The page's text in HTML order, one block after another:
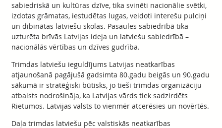
sabiedriskā un kultūras dzīve, tika svinēti nacionālie svētki,
izdotas grāmatas, iestudētas lugas, veidoti interešu pulciņi
un dibinātas latviešu skolas. Pasaules sabiedrībā tika
uzturēta brīvās Latvijas ideja un latviešu sabiedrībā –
nacionālās vērtības un dzīves gudrība.
Trimdas latviešu ieguldījums Latvijas neatkarības
atjaunošanā pagājušā gadsimta 80.gadu beigās un 90.gadu
sākumā ir stratēģiski būtisks, jo tieši trimdas organizāciju
atbalsts nodrošināja, ka Latvijas vārds tiek sadzirdēts
Rietumos. Latvijas valsts to vienmēr atcerēsies un novērtēs.
Daļa trimdas latviešu pēc valstiskās neatkarības